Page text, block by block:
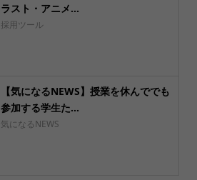
ラスト・アニメ...
採用ツール
【気になるNEWS】授業を休んででも
参加する学生た...
気になるNEWS